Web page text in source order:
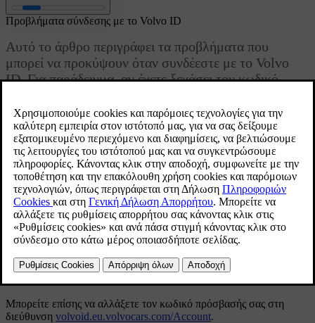
Ενημερώθηκε 03/02/2025
Προβλήματα σύνδεσης με το Volvo ID
Αυτό το άρθρο περιγράφει τα προβλήματα που
μπορεί να προκύψουν όταν συνδέεστε με το Volvo
ID. Για παράδειγμα, αν έχετε ξεχάσει τον κωδικό
Αν έχετε ξεχάσει τον κωδικό πρόσβασής σας
Για να αλλάξετε τον κωδικό πρόσβασής σας, ακολουθήστε τις
οδηγίες παρακάτω:
Στην εφαρμογήVolvo Cars[1]
Ανοίξτε την εφαρμογήVolvo Cars.
Επιλέξτε
ΠατήστεΞεχάσατε τον κωδικό πρόσβασης;και ακολουθήστε τις
οδηγίες.
Μπορείτε επίσης να αλλάξετε τον κωδικό πρόσβασής σας στη
διεύθυνση volvoid.eu.volvocars.com/Account.